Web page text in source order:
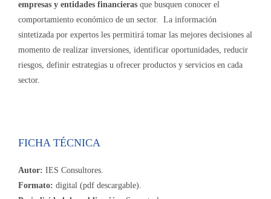
empresas y entidades financieras que busquen conocer el
comportamiento económico de un sector. La información
sintetizada por expertos les permitirá tomar las mejores decisiones al
momento de realizar inversiones, identificar oportunidades, reducir
riesgos, definir estrategias u ofrecer productos y servicios en cada
sector.
FICHA TÉCNICA
Autor: IES Consultores.
Formato: digital (pdf descargable).